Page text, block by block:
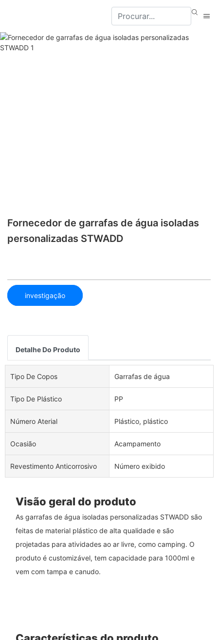
Fornecedor de garrafas de água isoladas
personalizadas STWADD
investigação
Detalhe Do Produto
Tipo De Copos Garrafas de água
Tipo De Plástico PP
Número Aterial Plástico, plástico
Ocasião Acampamento
Revestimento Anticorrosivo Número exibido
Visão geral do produto
As garrafas de água isoladas personalizadas STWADD são
feitas de material plástico de alta qualidade e são
projetadas para atividades ao ar livre, como camping. O
produto é customizável, tem capacidade para 1000ml e
vem com tampa e canudo.